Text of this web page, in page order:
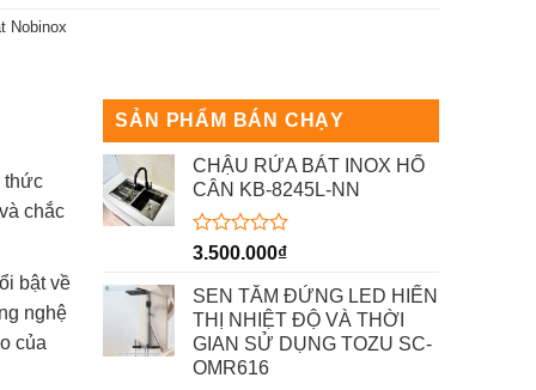
Nobinox
thức
chắc
bật về
nghệ
của
SẢN PHẨM BÁN CHẠY
CHẬU RỬA BÁT INOX HỐ
CÂN KB-8245L-NN
Được
hạng
0
5
sao
3.500.000₫
SEN TẮM ĐỨNG LED HIỂN
THỊ NHIỆT ĐỘ VÀ THỜI
GIAN SỬ DỤNG TOZU SC-
OMR616